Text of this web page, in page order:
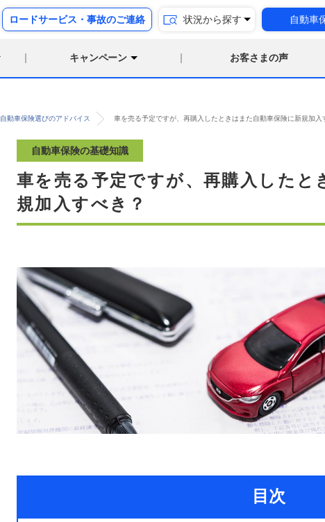
ロードサービス・事故のご連絡 状況から探す 自動車
キャンペーン お客さまの声
自動車保険選びのアドバイス 車を売る予定ですが、再購入したときはまた自動車保険に新規加入
自動車保険の基礎知識
車を売る予定ですが、再購入したと
規加入すべき？
目次